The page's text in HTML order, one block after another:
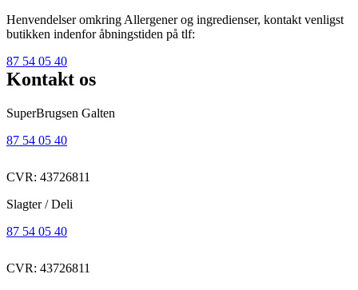
Henvendelser omkring Allergener og ingredienser, kontakt venligst
butikken indenfor åbningstiden på tlf:
87 54 05 40
Kontakt os
SuperBrugsen Galten
87 54 05 40
CVR: 43726811
Slagter / Deli
87 54 05 40
CVR: 43726811